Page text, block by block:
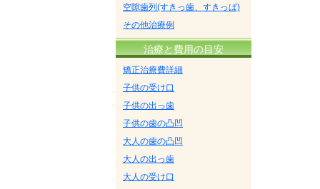
空隙歯列(すきっ歯、すきっぱ)
その他治療例
治療と費用の目安
矯正治療費詳細
子供の受け口
子供の出っ歯
子供の歯の凸凹
大人の歯の凸凹
大人の出っ歯
大人の受け口